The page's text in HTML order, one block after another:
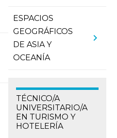
ESPACIOS
GEOGRÁFICOS
DE ASIA Y
OCEANÍA
chevron_right
TÉCNICO/A
UNIVERSITARIO/A
EN TURISMO Y
HOTELERÍA